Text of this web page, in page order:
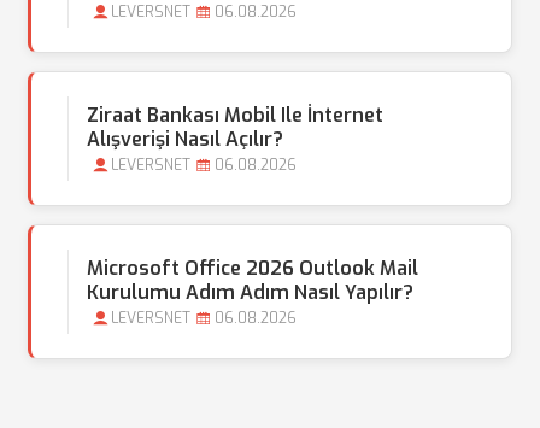
LEVERSNET 06.08.2026
Ziraat Bankası Mobil Ile İnternet
Alışverişi Nasıl Açılır?
LEVERSNET 06.08.2026
Microsoft Office 2026 Outlook Mail
Kurulumu Adım Adım Nasıl Yapılır?
LEVERSNET 06.08.2026